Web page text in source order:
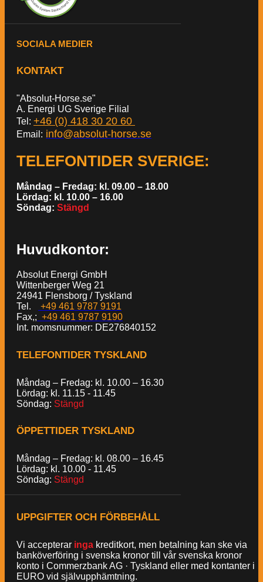
SOCIALA MEDIER
KONTAKT
"Absolut-Horse.se"
A. Energi UG Sverige Filial
Tel: +46 (0) 418 30 20 60
Email: info@absolut-horse.se
TELEFONTIDER SVERIGE:
Måndag – Fredag: kl. 09.00 – 18.00
Lördag: kl. 10.00 – 16.00
Söndag: Stängd
Huvudkontor:
Absolut Energi GmbH
Wittenberger Weg 21
24941 Flensborg / Tyskland
Tel.
+49 461 9787 9191
Fax,; +49 461 9787 9190
Int. momsnummer: DE276840152
TELEFONTIDER TYSKLAND
Måndag – Fredag: kl. 10.00 – 16.30
Lördag: kl. 11.15 - 11.45
Söndag: Stängd
ÖPPETTIDER TYSKLAND
Måndag – Fredag: kl. 08.00 – 16.45
Lördag: kl. 10.00 - 11.45
Söndag: Stängd
UPPGIFTER OCH FÖRBEHÅLL
Vi accepterar inga kreditkort, men betalning kan ske via
banköverföring i svenska kronor till vår svenska kronor
konto i Commerzbank AG · Tyskland eller med kontanter i
EURO vid självupphämtning.